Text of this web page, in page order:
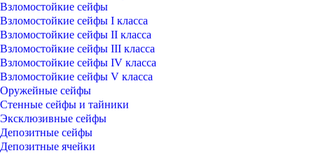
Взломостойкие сейфы
Взломостойкие сейфы I класса
Взломостойкие сейфы II класса
Взломостойкие сейфы III класса
Взломостойкие сейфы IV класса
Взломостойкие сейфы V класса
Оружейные сейфы
Стенные сейфы и тайники
Эксклюзивные сейфы
Депозитные сейфы
Депозитные ячейки